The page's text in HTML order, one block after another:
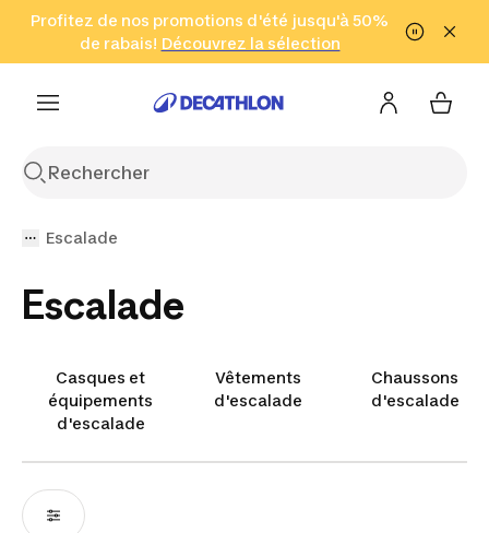
Aller à la recherche Aller au contenu Aller au pied de
Profitez de nos promotions d'été jusqu'à 50%
de rabais! Découvrez la sélection
Cliquez ici
en seulement 2 h!
(Zones sélectionnées)
Escalade
Escalade
Casques et
équipements
d'escalade
Vêtements
d'escalade
Chaussons
d'escalade